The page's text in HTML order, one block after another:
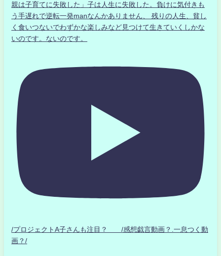
親は子育てに失敗した」子は人生に失敗した。負けに気付きも
う手遅れで逆転一発manなんかありません、 残りの人生、貧し
く食いつないでわずかな楽しみなど見つけて生きていくしかな
いのです。ないのです。
/プロジェクトA子さんも注目？ /感想戯言動画？.一息つく動
画？/